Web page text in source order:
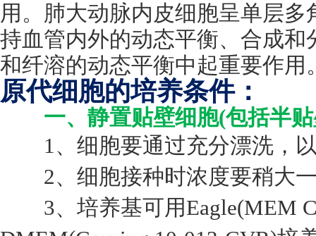
用。肺大动脉内皮细胞呈单层
持血管内外的动态平衡、合成
和纤溶的动态平衡中起重要作用
原代细胞的培养条件：
一、静置贴壁细胞(包括半
1、细胞要通过充分漂洗，以
2、细胞接种时浓度要稍大一
3、培养基可用Eagle(MEM